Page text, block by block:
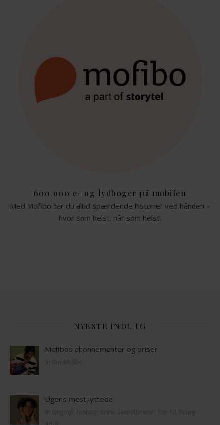
600.000 e- og lydbøger på mobilen
Med Mofibo har du altid spændende historier ved hånden –
hvor som helst, når som helst.
NYESTE INDLÆG
Mofibos abonnementer og priser
Ugens mest lyttede